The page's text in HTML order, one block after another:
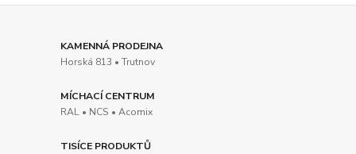
KAMENNÁ PRODEJNA
Horská 813 • Trutnov
MÍCHACÍ CENTRUM
RAL • NCS • Acomix
TISÍCE PRODUKTŮ